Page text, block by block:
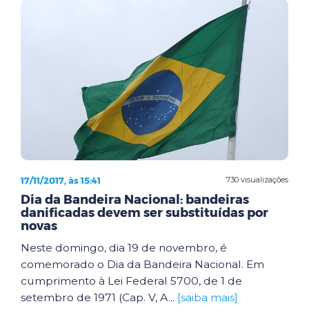
730 visualizações
17/11/2017, às 15:41
Dia da Bandeira Nacional: bandeiras
danificadas devem ser substituídas por
novas
Neste domingo, dia 19 de novembro, é
comemorado o Dia da Bandeira Nacional. Em
cumprimento à Lei Federal 5700, de 1 de
setembro de 1971 (Cap. V, A... [saiba mais]